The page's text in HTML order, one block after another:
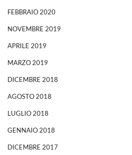
FEBBRAIO 2020
NOVEMBRE 2019
APRILE 2019
MARZO 2019
DICEMBRE 2018
AGOSTO 2018
LUGLIO 2018
GENNAIO 2018
DICEMBRE 2017